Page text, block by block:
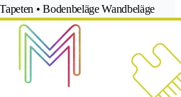
• Bodenbeläge Wandbeläge